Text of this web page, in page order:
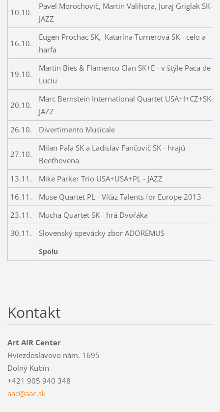
10.10.
Pavel Morochovič, Martin Valihora, Juraj Griglak SK-
JAZZ
16.10.
Eugen Prochac SK, Katarína Turnerová SK - celo a
harfa
19.10.
Martin Bies & Flamenco Clan SK+E - v štýle Paca de
Luciu
20.10.
Marc Bernstein International Quartet USA+I+CZ+SK-
JAZZ
26.10.
Divertimento Musicale
27.10.
Milan Paľa SK a Ladislav Fančovič SK - hrajú
Beethovena
13.11.
Mike Parker Trio USA+USA+PL - JAZZ
16.11.
Muse Quartet PL - Víťaz Talents for Europe 2013
23.11.
Mucha Quartet SK - hrá Dvořáka
30.11.
Slovenský spevácky zbor ADOREMUS
Spolu
Kontakt
Art AIR Center
Hviezdoslavovo nám. 1695
Dolný Kubín
+421 905 940 348
aac@aac.sk